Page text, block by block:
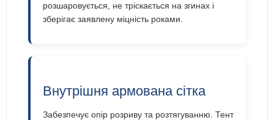
розшаровується, не тріскається на згинах і
зберігає заявлену міцність роками.
Внутрішня армована сітка
Забезпечує опір розриву та розтягуванню. Тент